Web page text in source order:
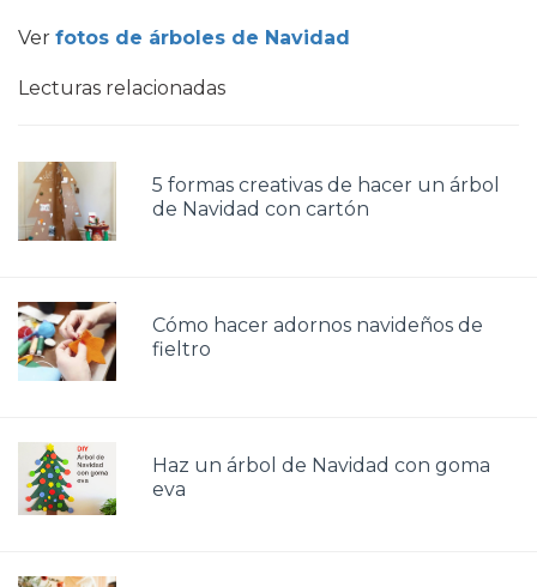
Ver fotos de árboles de Navidad
Lecturas relacionadas
5 formas creativas de hacer un árbol
de Navidad con cartón
Cómo hacer adornos navideños de
fieltro
Haz un árbol de Navidad con goma
eva